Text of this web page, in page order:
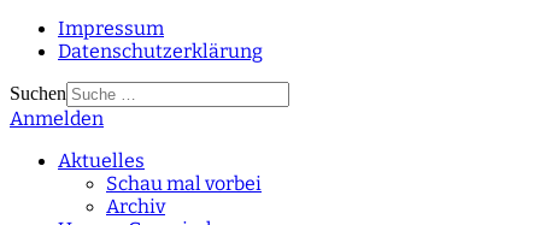
Impressum
Datenschutzerklärung
Suchen
Type 2 or more
Anmelden
Aktuelles
Schau mal vorbei
Archiv